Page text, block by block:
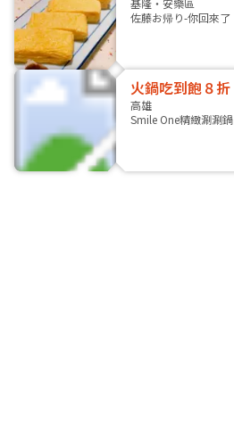
基隆・安樂區
佐藤お帰り-你回來了
火鍋吃到飽８折
高雄
Smile One精緻涮涮鍋